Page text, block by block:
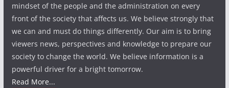
mindset of the people and the administration on every
front of the society that affects us. We believe strongly that
we can and must do things differently. Our aim is to bring
viewers news, perspectives and knowledge to prepare our
society to change the world. We believe information is a
powerful driver for a bright tomorrow.
Read More...